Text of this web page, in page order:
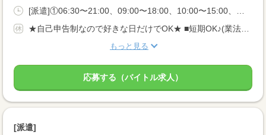
もっと見る
応募する（バイトル求人）
[派遣]